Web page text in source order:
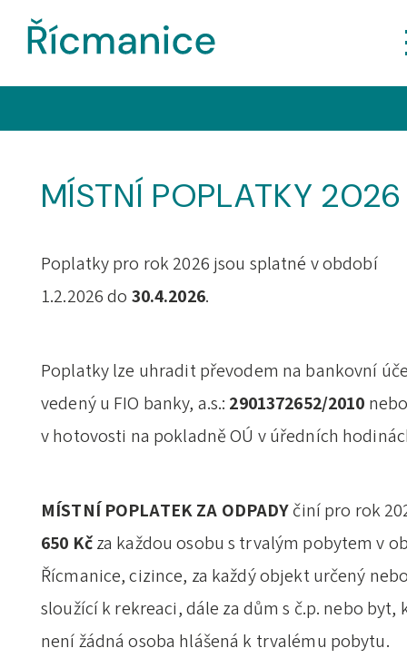
MÍSTNÍ POPLATKY 2026
Poplatky pro rok 2026 jsou splatné v období
1.2.2026 do 30.4.2026.
Poplatky lze uhradit převodem na bankovní
vedený u FIO banky, a.s.: 2901372652/2010
v hotovosti na pokladně OÚ v úředních
MÍSTNÍ POPLATEK ZA ODPADYčiní pro rok
650 Kčza každou osobu s trvalým pobytem v
Řícmanice, cizince, za každý objekt určený
sloužící k rekreaci, dále za dům s č.p. nebo byt,
není žádná osoba hlášená k trvalému pobytu.